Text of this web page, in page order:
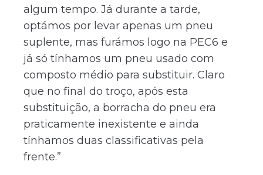
algum tempo. Já durante a tarde,
optámos por levar apenas um pneu
suplente, mas furámos logo na PEC6 e
já só tínhamos um pneu usado com
composto médio para substituir. Claro
que no final do troço, após esta
substituição, a borracha do pneu era
praticamente inexistente e ainda
tínhamos duas classificativas pela
frente.”